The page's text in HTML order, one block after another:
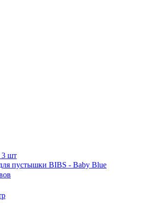
3 шт
пустышки BIBS - Baby Blue